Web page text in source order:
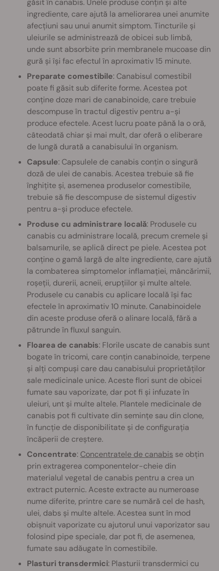
găsit în canabis. Unele produse conțin și alte
ingrediente, care ajută la ameliorarea unei anumite
afecțiuni sau unui anumit simptom. Tincturile și
uleiurile se administrează de obicei sub limbă,
unde sunt absorbite prin membranele mucoase din
gură și își fac efectul în aproximativ 15 minute.
Preparate comestibile: Canabisul comestibil
poate fi găsit sub diferite forme. Acestea pot
conține doze mari de canabinoide, care trebuie
descompuse în tractul digestiv pentru a-și
produce efectele. Acest lucru poate până la o oră,
câteodată chiar și mai mult, dar oferă o eliberare
de lungă durată a canabisului în organism.
Capsule: Capsulele de canabis conțin o singură
doză de ulei de canabis. Acestea trebuie să fie
înghițite și, asemenea produselor comestibile,
trebuie să fie descompuse de sistemul digestiv
pentru a-și produce efectele.
Produse cu administrare locală: Produsele cu
canabis cu administrare locală, precum cremele și
balsamurile, se aplică direct pe piele. Acestea pot
conține o gamă largă de alte ingrediente, care ajută
la combaterea simptomelor inflamației, mâncărimii,
roșeții, durerii, acneii, erupțiilor și multe altele.
Produsele cu canabis cu aplicare locală își fac
efectele în aproximativ 10 minute. Canabinoidele
din aceste produse oferă o alinare locală, fără a
pătrunde în fluxul sanguin.
Floarea de canabis: Florile uscate de canabis sunt
bogate în tricomi, care conțin canabinoide, terpene
și alți compuși care dau canabisului proprietăților
sale medicinale unice. Aceste flori sunt de obicei
fumate sau vaporizate, dar pot fi și infuzate în
uleiuri, unt și multe altele. Plantele medicinale de
canabis pot fi cultivate din semințe sau din clone,
în funcție de disponibilitate și de configurația
încăperii de creștere.
Concentrate: Concentratele de canabis se obțin
prin extragerea componentelor-cheie din
materialul vegetal de canabis pentru a crea un
extract puternic. Aceste extracte au numeroase
nume diferite, printre care se numără cel de hash,
ulei, dabs și multe altele. Acestea sunt în mod
obișnuit vaporizate cu ajutorul unui vaporizator sau
folosind pipe speciale, dar pot fi, de asemenea,
fumate sau adăugate în comestibile.
Plasturi transdermici: Plasturii transdermici cu